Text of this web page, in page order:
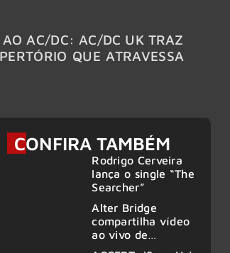
AC/DC: AC/DC UK TRAZ
QUE ATRAVESSA
CONFIRA TAMBÉM
Rodrigo Cerveira
lança o single “The
Searcher”
Alter Bridge
compartilha vídeo
ao vivo de